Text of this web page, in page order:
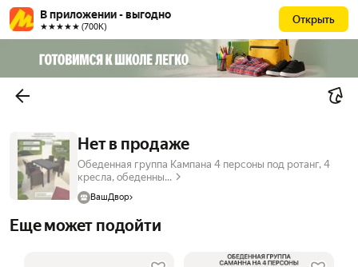
В приложении - выгодно
★★★★★ (700К)
Открыть
Нет в продаже
Обеденная группа Кампана 4 персоны под ротанг, 4
кресла, обеденны...
ВашДвор
Еще может подойти